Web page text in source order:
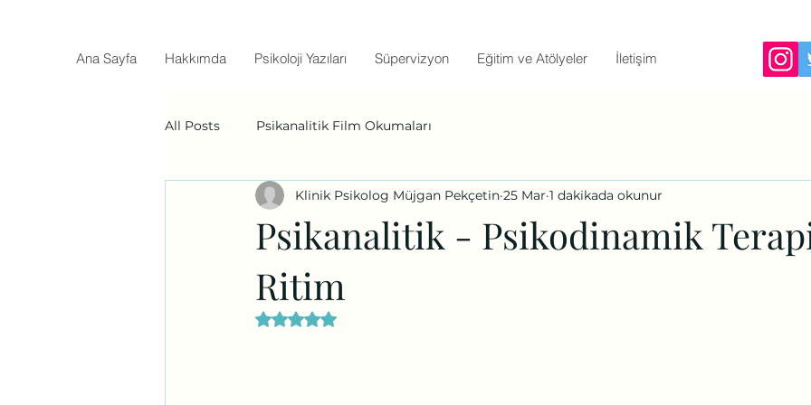
Ana Sayfa Hakkımda Psikoloji Yazıları Süpervizyon Eğitim ve Atölyeler İletişim
All Posts Psikanalitik Film Okumaları
Psikanalitik - Psikodinamik
Ritim
Klinik Psikolog Müjgan Pekçetin 25 Mar 1 dakikada okunur
5 üzerinden NaN yıldız